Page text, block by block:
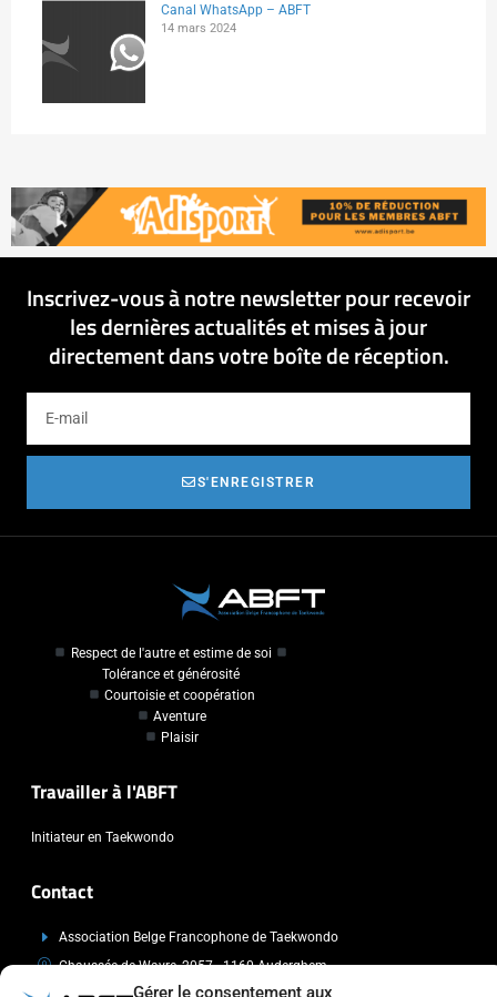
Gérer le consentement aux
Canal WhatsApp – ABFT
14 mars 2024
Inscrivez-vous à notre newsletter pour recevoir
les dernières actualités et mises à jour
directement dans votre boîte de réception.
S'ENREGISTRER
Respect de l'autre et estime de soi
Tolérance et générosité
Courtoisie et coopération
Aventure
Plaisir
Travailler à l'ABFT
Initiateur en Taekwondo
Contact
Association Belge Francophone de Taekwondo
Chaussée de Wavre, 2057 - 1160 Auderghem